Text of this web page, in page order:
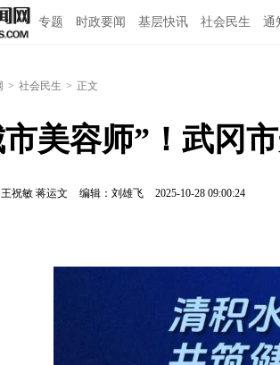
专题 时政要闻 基层快讯 社会民生 通
> 社会民生 > 正文
美容师”！武冈
祝敏 蒋运文 编辑：刘雄飞 2025-10-28 09:00:24